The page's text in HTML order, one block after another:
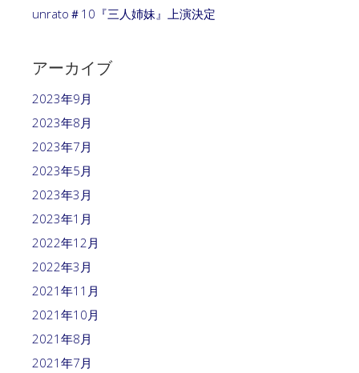
unrato＃10『三人姉妹』上演決定
アーカイブ
2023年9月
2023年8月
2023年7月
2023年5月
2023年3月
2023年1月
2022年12月
2022年3月
2021年11月
2021年10月
2021年8月
2021年7月